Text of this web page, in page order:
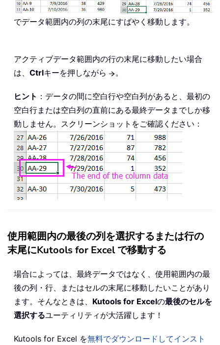
でデータ範囲内の列の末尾にすばやく移動します。
アクティブデータ範囲内の行の末尾に移動したい場合
は、 Ctrlキーを押しながら 。
ヒント ：データの間に空白行や空白列があると、最初の
空白行または空白列の直前にある最終データまでしか移
動しません。スクリーンショットをご確認ください：
使用範囲内の最後の列を選択するまたは行の
末尾にKutools for Excel で移動する
場合によっては、最終データではなく、使用範囲内の最
後の列・行、またはセルの末尾に移動したいことがあり
ます。そんなときは、 Kutools for Excelの最後のセルを
選択するユーティリティが大活躍します！
Kutools for Excel を無料でダウンロードしてインスト